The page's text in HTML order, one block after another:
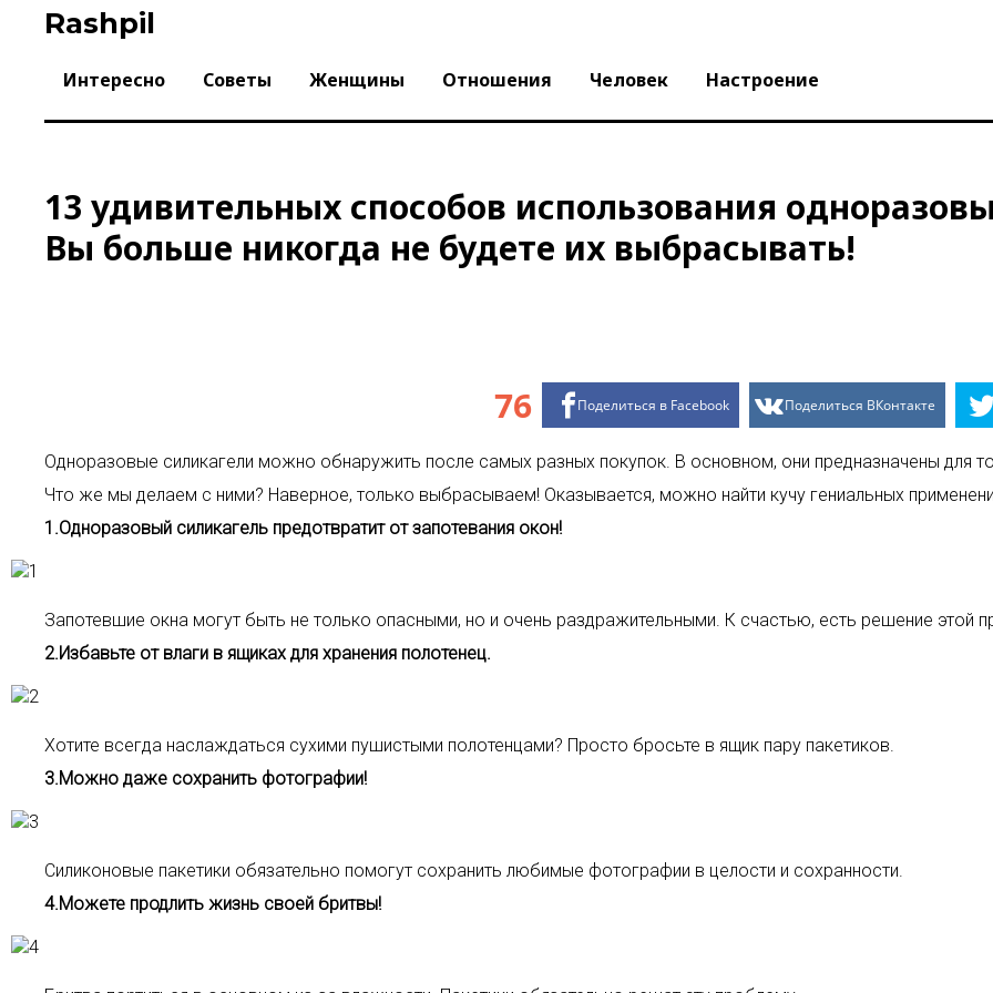
Rashpil
Интересно Советы Женщины Отношения Человек Настроение
13 удивительных способов использования
Вы больше никогда не будете их выбрасывать!
76 Поделиться в Facebook Поделиться ВКонтакте
Одноразовые силикагели можно обнаружить после самых разных покупок. В основном, они предназначены для
Что же мы делаем с ними? Наверное, только выбрасываем! Оказывается, можно найти кучу гениальных
1.Одноразовый силикагель предотвратит от запотевания окон!
Запотевшие окна могут быть не только опасными, но и очень раздражительными. К счастью, есть решение этой
2.Избавьте от влаги в ящиках для хранения полотенец.
Хотите всегда наслаждаться сухими пушистыми полотенцами? Просто бросьте в ящик пару пакетиков.
3.Можно даже сохранить фотографии!
Силиконовые пакетики обязательно помогут сохранить любимые фотографии в целости и сохранности.
4.Можете продлить жизнь своей бритвы!